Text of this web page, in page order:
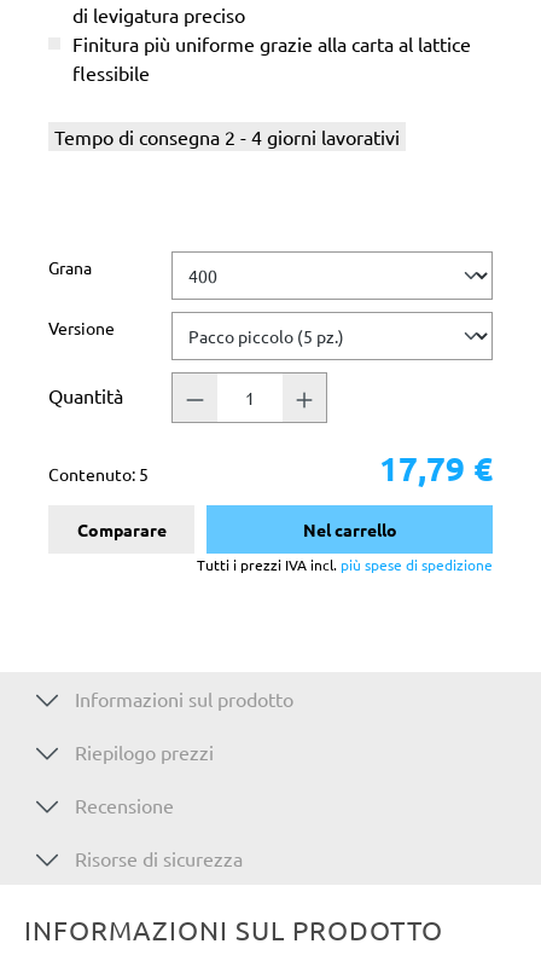
di levigatura preciso
Finitura più uniforme grazie alla carta al lattice
flessibile
Tempo di consegna 2 - 4 giorni lavorativi
Seleziona
Grana
Seleziona
Versione
Quantità
Contenuto: 5 17,79 €
Comparare Nel carrello
Tutti i prezzi IVA incl. più spese di spedizione
Informazioni sul prodotto
Riepilogo prezzi
Recensione
Risorse di sicurezza
INFORMAZIONI SUL PRODOTTO